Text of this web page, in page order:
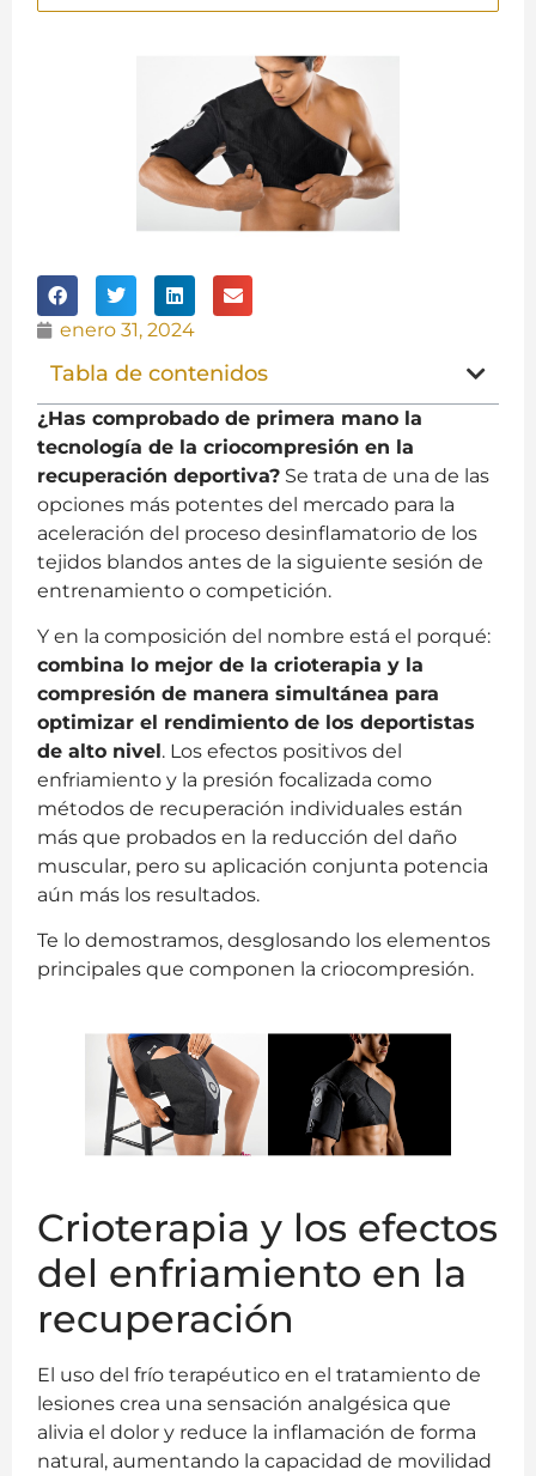
enero 31, 2024
Tabla de contenidos
¿Has comprobado de primera mano la
tecnología de la criocompresión en la
recuperación deportiva? Se trata de una de las
opciones más potentes del mercado para la
aceleración del proceso desinflamatorio de los
tejidos blandos antes de la siguiente sesión de
entrenamiento o competición.
Y en la composición del nombre está el porqué:
combina lo mejor de la crioterapia y la
compresión de manera simultánea para
optimizar el rendimiento de los deportistas
de alto nivel. Los efectos positivos del
enfriamiento y la presión focalizada como
métodos de recuperación individuales están
más que probados en la reducción del daño
muscular, pero su aplicación conjunta potencia
aún más los resultados.
Te lo demostramos, desglosando los elementos
principales que componen la criocompresión.
Crioterapia y los efectos
del enfriamiento en la
recuperación
El uso del frío terapéutico en el tratamiento de
lesiones crea una sensación analgésica que
alivia el dolor y reduce la inflamación de forma
natural, aumentando la capacidad de movilidad